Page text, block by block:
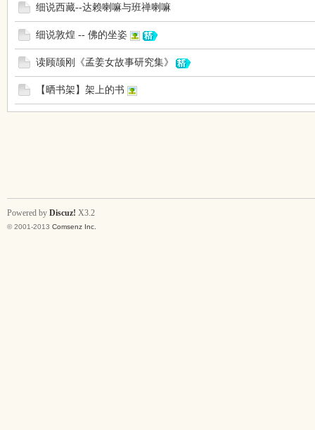
细说西藏--达赖喇嘛与班禅喇嘛
细说敦煌 -- 佛的坐姿
读顾颉刚《孟姜女故事研究集》
【晒书架】架上的书
Powered by Discuz! X3.2
© 2001-2013 Comsenz Inc.